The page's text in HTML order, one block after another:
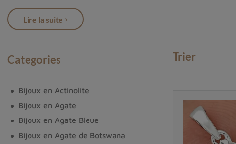
Elle agit sur les
chakras supérieurs
pendentifs,bagues
Lire la suite
Categories
Bijoux en Actinolite
Bijoux en Agate
Bijoux en Agate Bleue
Bijoux en Agate de Botswana
Trier